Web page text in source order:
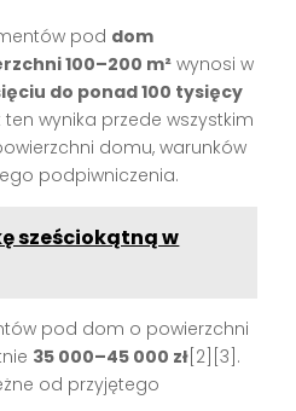
pod dom
100–200 m² wynosi w
do ponad 100 tysięcy
ten wynika przede wszystkim
domu, warunków
podpiwniczenia.
sześciokątną w
pod dom o powierzchni
35 000–45 000 zł[2][3].
od przyjętego